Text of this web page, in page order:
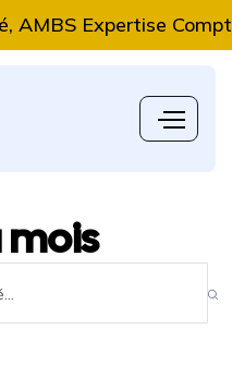
Comptable vous
mois